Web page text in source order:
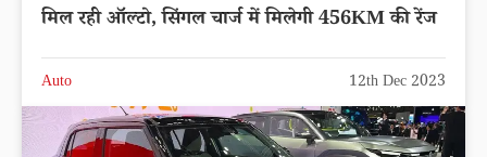
मिल रही ऑल्टो, सिंगल चार्ज में मिलेगी 456KM की रेंज
Auto 12th Dec 2023